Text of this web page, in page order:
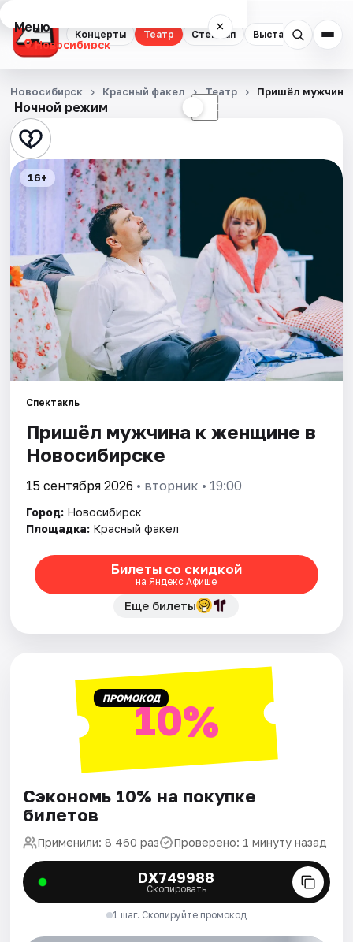
Концерты Театр Стендап Выставки
Меню ×
Новосибирск
Концерты
Театр
Стендап
Выставки
Квесты
Экскурсии
Спорт
События
Площадки
Артисты
Ночной режим ☾
Новосибирск Красный факел Театр Пришёл мужчина
16+
Спектакль
Пришёл мужчина к женщине в
Новосибирске
15 сентября 2026 • вторник • 19:00
Город: Новосибирск
Площадка: Красный факел
Билеты со скидкой
на Яндекс Афише
Еще билеты
ПРОМОКОД10%
Сэкономь 10% на покупке
билетов
Применили: 8 460 раз Проверено: 1 минуту назад
DX749988
Скопировать
1 шаг. Скопируйте промокод